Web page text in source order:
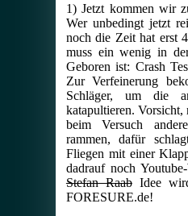
1) Jetzt kommen wir
Wer unbedingt jetzt
noch die Zeit hat erst
muss ein wenig in
Geboren ist: Crash
Zur Verfeinerung
Schläger, um die
katapultieren.
beim Versuch
rammen, dafür
Fliegen mit einer
dadrauf noch
Stefan RaabIdee
FORESURE.de!